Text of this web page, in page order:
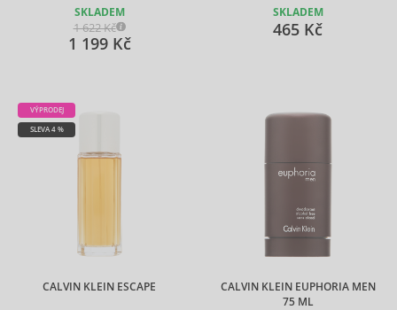
SKLADEM
1 622 Kč
1 199 Kč
SKLADEM
465 Kč
CALVIN KLEIN ESCAPE
VÝPRODEJ
SLEVA 4 %
CALVIN KLEIN EUPHORIA MEN
75 ML